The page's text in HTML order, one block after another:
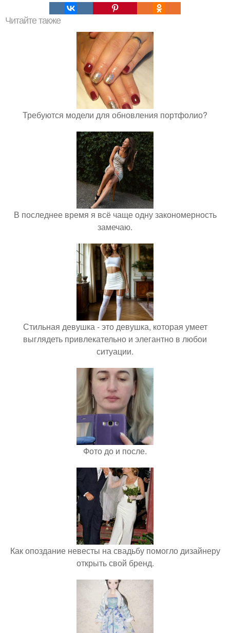
Читайте также
Требуются модели для обновления портфолио?
В последнее время я всё чаще одну закономерность
замечаю.
Стильная девушка - это девушка, которая умеет
выглядеть привлекательно и элегантно в любои
ситуации.
Фото до и после.
Как опоздание невесты на свадьбу помогло дизайнеру
открыть свой бренд.